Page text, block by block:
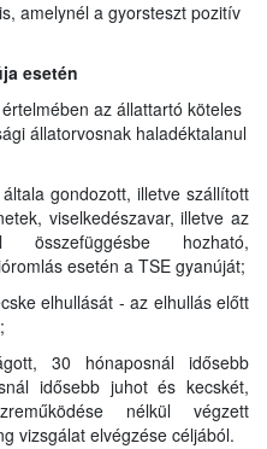
amelynél a gyorsteszt pozitív
esetén
az állattartó köteles
állatorvosnak haladéktalanul
gondozott, illetve szállított
viselkedészavar, illetve az
összefüggésbe hozható,
esetén a TSE gyanúját;
elhullását - az elhullás előtt
30 hónaposnál idősebb
idősebb juhot és kecskét,
nélkül végzett
vizsgálat elvégzése céljából.